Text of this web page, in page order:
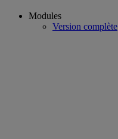
Modules
Version complète